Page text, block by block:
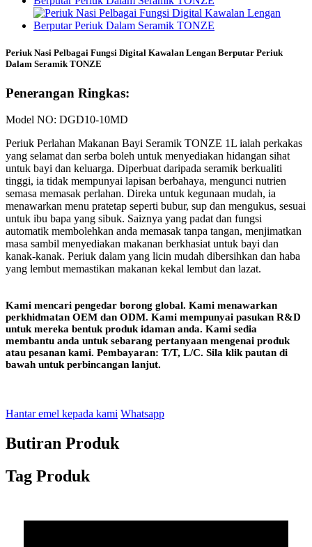
Periuk Nasi Pelbagai Fungsi Digital Kawalan Lengan Berputar Periuk
Dalam Seramik TONZE
Penerangan Ringkas:
Model NO: DGD10-10MD
Periuk Perlahan Makanan Bayi Seramik TONZE 1L ialah perkakas
yang selamat dan serba boleh untuk menyediakan hidangan sihat
untuk bayi dan keluarga. Diperbuat daripada seramik berkualiti
tinggi, ia tidak mempunyai lapisan berbahaya, mengunci nutrien
semasa memasak perlahan. Direka untuk kegunaan mudah, ia
menawarkan menu pratetap seperti bubur, sup dan mengukus, sesuai
untuk ibu bapa yang sibuk. Saiznya yang padat dan fungsi
automatik membolehkan anda memasak tanpa tangan, menjimatkan
masa sambil menyediakan makanan berkhasiat untuk bayi dan
kanak-kanak. Periuk dalam yang licin mudah dibersihkan dan haba
yang lembut memastikan makanan kekal lembut dan lazat.
Kami mencari pengedar borong global. Kami menawarkan
perkhidmatan OEM dan ODM. Kami mempunyai pasukan R&D
untuk mereka bentuk produk idaman anda. Kami sedia
membantu anda untuk sebarang pertanyaan mengenai produk
atau pesanan kami. Pembayaran: T/T, L/C. Sila klik pautan di
bawah untuk perbincangan lanjut.
Hantar emel kepada kami Whatsapp
Butiran Produk
Tag Produk